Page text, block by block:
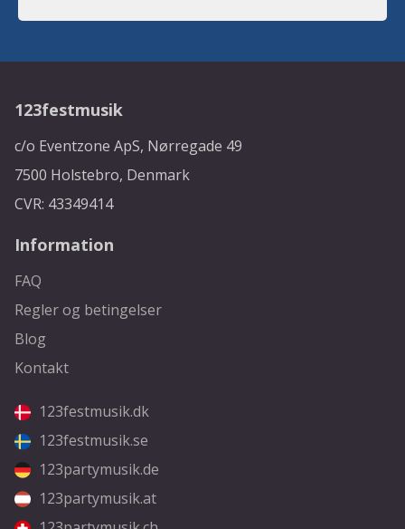
123festmusik
c/o Eventzone ApS, Nørregade 49
7500 Holstebro, Denmark
CVR: 43349414
Information
FAQ
Regler og betingelser
Blog
Kontakt
123festmusik.dk
123festmusik.se
123partymusik.de
123partymusik.at